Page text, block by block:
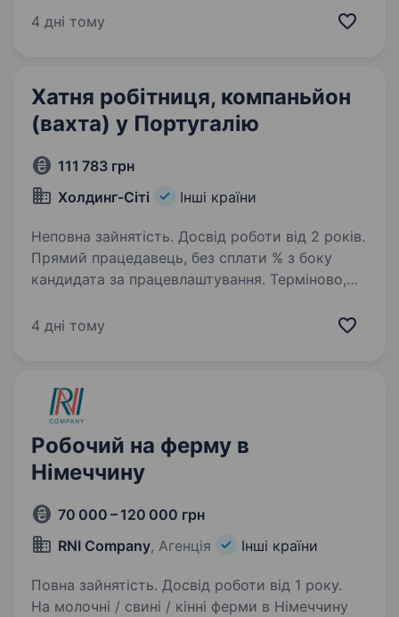
проживання, робимо ВНЖ, ПМЖ, соціальний
4 дні тому
Хатня робітниця, компаньйон
(вахта) у Португалію
111 783 грн
Холдинг-Сіті
Інші країни
Неповна зайнятість. Досвід роботи від 2 років.
Прямий працедавець, без сплати % з боку
кандидата за працевлаштування. Терміново,
милосердної та відповідальної людини для
4 дні тому
Робочий на ферму в
Німеччину
70 000 – 120 000 грн
RNI Company, Агенція Інші країни
Повна зайнятість. Досвід роботи від 1 року.
На молочні / свині / кінні ферми в Німеччину